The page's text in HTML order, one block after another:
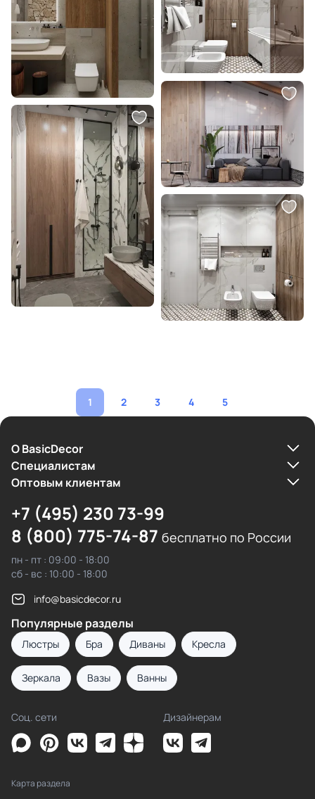
1 2 3 4 5
О BasicDecor
Cпециалистам
Оптовым клиентам
+7 (495) 230 73-99
8 (800) 775-74-87 бесплатно по России
пн - пт : 09:00 - 18:00
сб - вс : 10:00 - 18:00
info@basicdecor.ru
Популярные разделы
Люстры Бра Диваны Кресла
Зеркала Вазы Ванны
Соц. сети Дизайнерам
Карта раздела